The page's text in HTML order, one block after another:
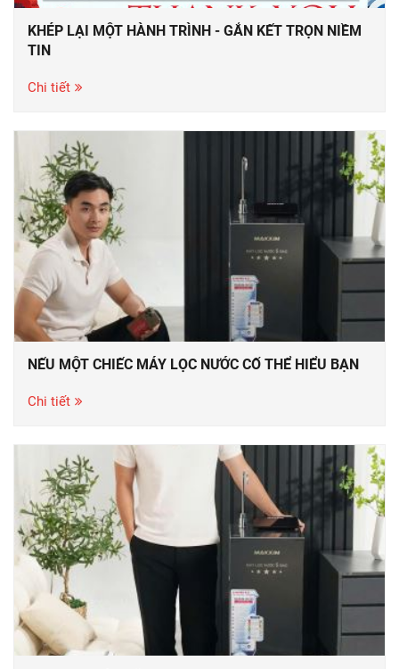
KHÉP LẠI MỘT HÀNH TRÌNH - GẮN KẾT TRỌN NIỀM
TIN
Chi tiết
NẾU MỘT CHIẾC MÁY LỌC NƯỚC CỐ THỂ HIỂU BẠN
Chi tiết